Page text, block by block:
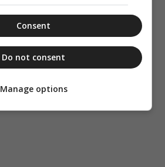
Consent
Do not consent
Manage options